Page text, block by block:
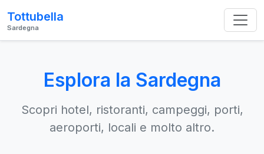
Tottubella
Sardegna
Esplora la Sardegna
Scopri hotel, ristoranti, campeggi, porti,
aeroporti, locali e molto altro.